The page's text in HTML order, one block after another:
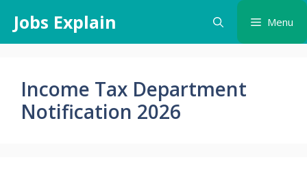
content
Jobs Explain Menu
Income Tax Department
Notification 2026